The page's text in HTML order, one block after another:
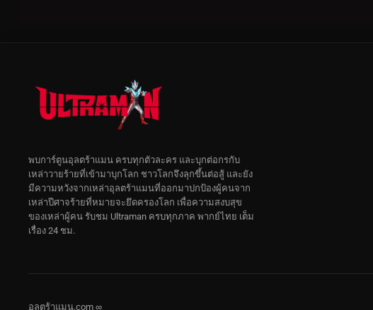
พบการ์ตูนอุลตร้าแมน ครบทุกตัวละคร และบุกต่อกรกับ
เหล่าวายร้ายที่เข้ามาบุกโลก ชาวโลกจึงลุกขึ้นต่อสู้ และยัง
มีความหวังจากเหล่าอุลตร้าแมนที่ออกมาปกป้องผู้คนจาก
เหล่าปีศาจร้ายที่หมายจะยึดครองโลก เพื่อความสงบสุข
ของเหล่าผู้คน รับชม Ultraman ครบทุกภาค พากย์ไทย เต็ม
เรื่อง 24 ชม.
อุลตร้าแมน.com ∞